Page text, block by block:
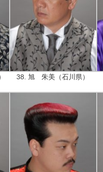
38. 旭 朱美（石川県）